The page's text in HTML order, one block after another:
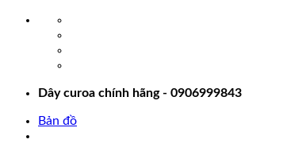
Dây curoa chính hãng - 0906999843
Bản đồ